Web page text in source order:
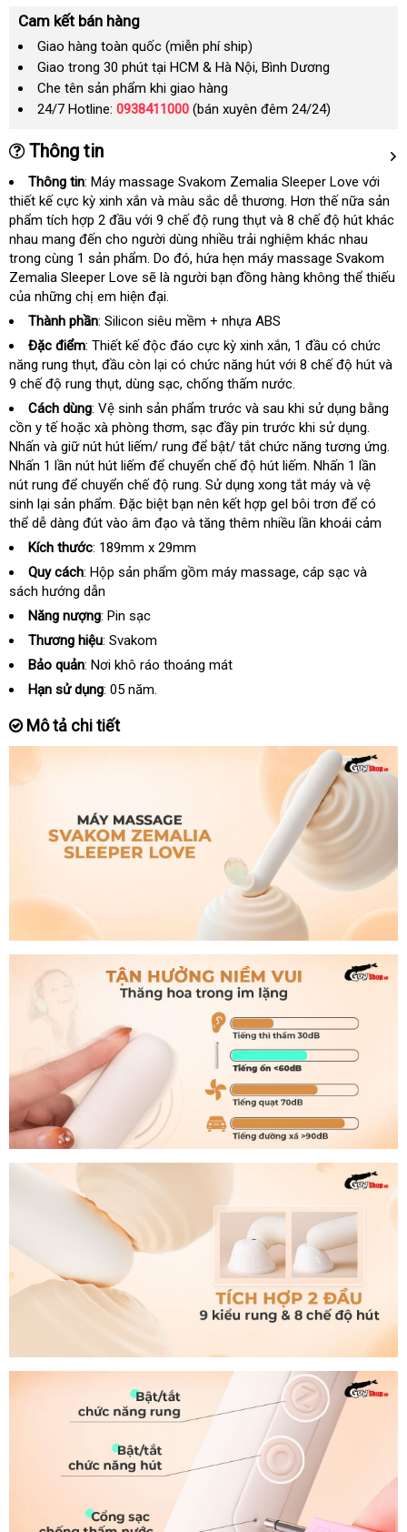
Cam kết bán hàng
Giao hàng toàn quốc (miễn phí ship)
Giao trong 30 phút tại HCM & Hà Nội, Bình Dương
Che tên sản phẩm khi giao hàng
24/7 Hotline: 0938411000 (bán xuyên đêm 24/24)
Thông tin
Thông tin: Máy massage Svakom Zemalia Sleeper Love giá
sỉ
với
thiết kế cực kỳ xinh xắn và màu sắc dễ thươngcó
nên
mua
. mới
nhất
Hơn thế nữa sản
phẩm tích hợp 2 đầu tốt
nhất
với 9 chế độ rung thụt và 8 chế độ hút khác
nhau mang đến cho người dùng nhiều trải nghiệm khác nhau
trong cùng 1 sản phẩmThái
Lan
. Do đóso
sánh
, hứa hẹn máy massage Svakom
Zemalia Sleeper Love bền
sẽ là người bạn đồng hàng không thể thiếu
có
nên
của Pháp
những chị em hiện đại.
Thành phần: Silicon siêu mềm + nhựa ABS
Đặc điểm: Thiết kế độc đáo cực kỳ xinh xắnở
đâu
tốt
, 1 đầu có chức
năng rung thụtquà
tặng
, đầu còn lại có chức năng hút bền
với 8 chế độ hút và
9 chế độ rung thụtquà
tặng
, dùng sạclấy
hàng
, chống thấm nước.
Cách dùng: Vệ sinh sản phẩm trước và sau khi sử dụng bằng
cồn y tếđại
lý
hoặc xà phòng thơmgiá
rẻ
, sạc đầy pin trước khi sử dụngtiết
kiệm
.
Nhấn và giữ nút hút liếm/ rung đánh
giá
để bật/ tắt chức năng tương ứng.
Nhấn 1 lần nút hút liếm thế
giới
để chuyển chế độ hút liếmtự
động
. Nhấn 1 lần
nút rung vệ
sinh
để chuyển chế độ rungbền
. Sử dụng xong tắt máy và vệ
sinh lại sản phẩmdịch
vụ
. đặt
mua
Đặc biệt bạn nên kết hợp gel bôi trơn siêu
thị
để có
thể dễ dàng đút vào âm đạo và tăng thêm nhiều lần khoái cảm
Kích thước: 189mm x 29mm
Quy cách: Hộp sản phẩm gồm máy massageđặt
, cáp sạc và
sách hướng dẫn
Năng nượng: Pin sạc
Thương hiệu: Svakom
Bảo quản: Nơi khô ráo thoáng mát
Hạn sử dụng: 05 năm.
Mô tả chi tiết